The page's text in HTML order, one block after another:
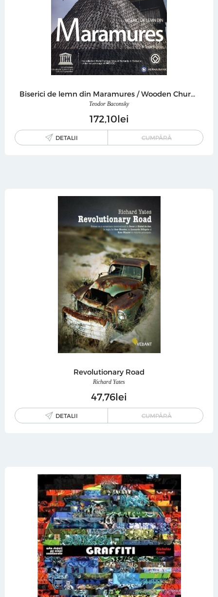
Biserici de lemn din Maramures / Wooden Churches of Maramures
Teodor Baconsky
17210lei
DETALII CUMPĂRĂ
Revolutionary Road
Richard Yates
4776lei
DETALII CUMPĂRĂ